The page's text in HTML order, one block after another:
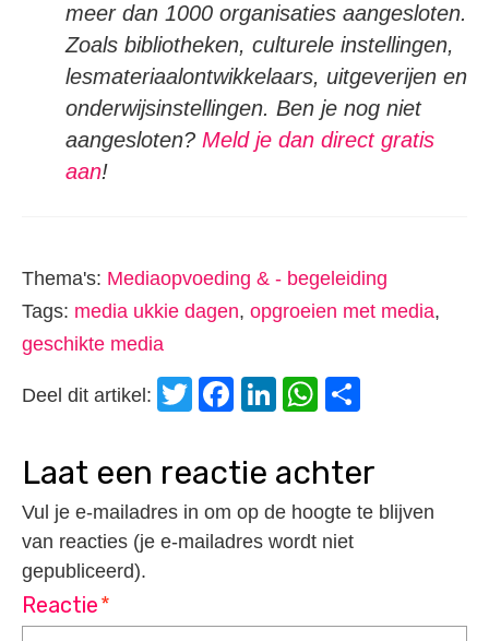
meer dan 1000 organisaties aangesloten.
Zoals bibliotheken, culturele instellingen,
lesmateriaalontwikkelaars, uitgeverijen en
onderwijsinstellingen. Ben je nog niet
aangesloten? Meld je dan direct gratis
aan!
Thema's: Mediaopvoeding & - begeleiding
Tags: media ukkie dagen, opgroeien met media,
geschikte media
Deel dit artikel: Twitter
Facebook
LinkedIn
WhatsApp
laat een reactie achter
Vul je e-mailadres in om op de hoogte te blijven
van reacties (je e-mailadres wordt niet
gepubliceerd).
Reactie*